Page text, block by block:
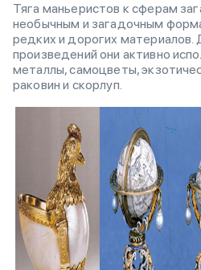
Тяга маньеристов к сферам
необычным и загадочным
редких и дорогих материалов.
произведений они активно
металлы, самоцветы,
раковин и скорлуп.